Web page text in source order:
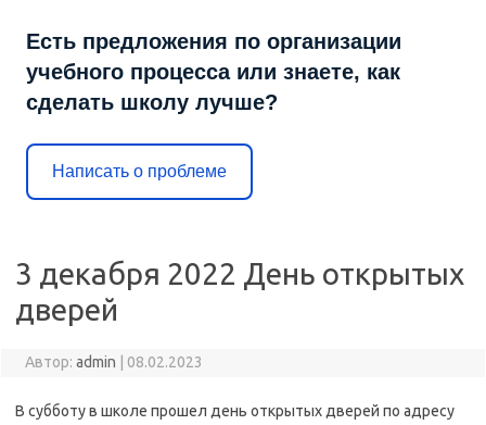
Есть предложения по организации
учебного процесса или знаете, как
сделать школу лучше?
Написать о проблеме
3 декабря 2022 День открытых
дверей
Автор: admin 08.02.2023
В субботу в школе прошел день открытых дверей по адресу